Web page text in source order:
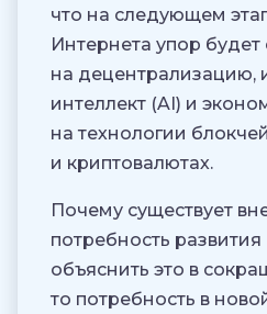
что на следующем
Интернета упор будет
на децентрализацию,
интеллект (AI) и
на технологии
и криптовалютах.
Почему существует
потребность
объяснить это в
то потребность в